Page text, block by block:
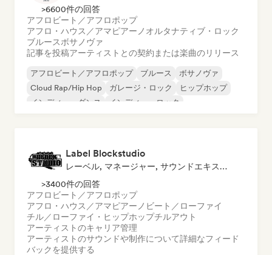
>6600件の回答
アフロビート／アフロポップ
アフロ・ハウス／アマピアーノ オルタナティブ・ロック
ブルースボサノヴァ
記事を投稿アーティストとの契約または楽曲のリリース
アフロビート／アフロポップ ブルース
ボサノヴァ
Cloud Rap/Hip Hop
ガレージ・ロック
ヒップホップ
インディー・ダンス
インディー・ロック
Label Blockstudio
レーベル, マネージャー, サウンドエキスパート
>3400件の回答
アフロビート／アフロポップ
アフロ・ハウス／アマピアーノ ビート／ローファイ
チル／ローファイ・ヒップホップチルアウト
アーティストのキャリア管理
アーティストのサウンドや制作について詳細なフィード
バックを提供する